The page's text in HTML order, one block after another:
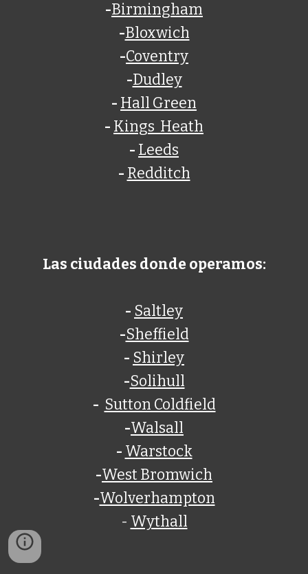
-Birmingham
-Bloxwich
-Coventry
-Dudley
- Hall Green
- Kings Heath
- Leeds
- Redditch
Las ciudades donde operamos:
- Saltley
-Sheffield
- Shirley
-Solihull
- Sutton Coldfield
-Walsall
- Warstock
-West Bromwich
-Wolverhampton
- Wythall